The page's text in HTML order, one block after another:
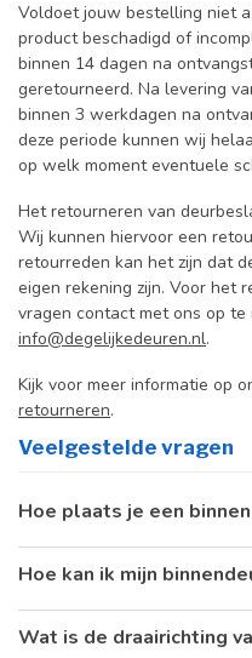
Voldoet jouw bestelling niet
product beschadigd of
binnen 14 dagen na
geretourneerd. Na levering
binnen 3 werkdagen na
deze periode kunnen wij
op welk moment eventuele
Het retourneren van
Wij kunnen hiervoor een
retourreden kan het zijn dat
eigen rekening zijn. Voor het
vragen contact met ons op te
info@degelijkedeuren.nl.
Kijk voor meer informatie op
retourneren.
Veelgestelde vragen
Hoe plaats je een
Hoe kan ik mijn
Wat is de draairichting